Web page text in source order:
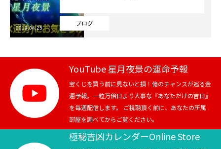
お知らせ
芸能界
テニス
スポーツ
競馬
ブログ
2019.04.25
YouTube 星月夜景の運命予報
宝くじを買う前に見ないと損！億のチャンスが巡る金
運予報。一粒万倍日より大事な『あなただけの吉日』
を毎週配信します。 ご視聴頂く前に、あなたの所属
部屋を調べてからご覧ください。
極秘吉凶カレンダーOnline Store